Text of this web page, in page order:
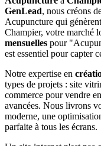
GenLead, nous créons
Acupuncture qui
Champier, votre marché
mensuelles pour "
est essentiel pour capter
Notre expertise en
types de projets : site
commerce pour vendre
avancées. Nous livrons
moderne, une
parfaite à tous les écrans.